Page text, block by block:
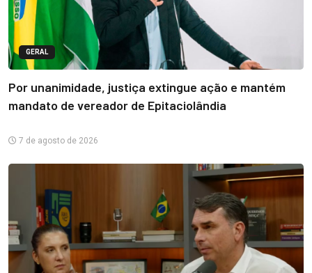
GERAL
Por unanimidade, justiça extingue ação e mantém
mandato de vereador de Epitaciolândia
7 de agosto de 2026